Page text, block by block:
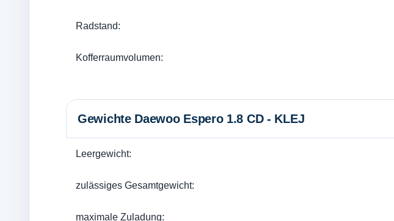
Radstand:
Kofferraumvolumen:
Gewichte Daewoo Espero 1.8 CD - KLEJ
Leergewicht:
zulässiges Gesamtgewicht:
maximale Zuladung: